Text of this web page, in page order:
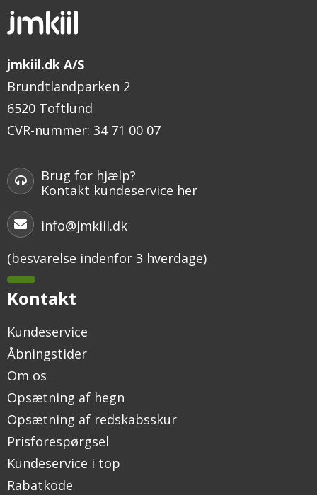
jmkiil.dk A/S
Brundtlandparken 2
6520 Toftlund
CVR-nummer: 34 71 00 07
Brug for hjælp?
Kontakt kundeservice her
info@jmkiil.dk
(besvarelse indenfor 3 hverdage)
Kontakt
Kundeservice
Åbningstider
Om os
Opsætning af hegn
Opsætning af redskabsskur
Prisforespørgsel
Kundeservice i top
Rabatkode